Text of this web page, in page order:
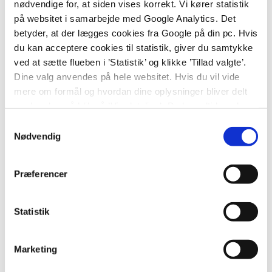
nødvendige for, at siden vises korrekt. Vi kører statistik
på websitet i samarbejde med Google Analytics. Det
betyder, at der lægges cookies fra Google på din pc. Hvis
du kan acceptere cookies til statistik, giver du samtykke
ved at sætte flueben i ’Statistik’ og klikke ’Tillad valgte’.
Dine valg anvendes på hele websitet. Hvis du vil vide
mere om formål og hvordan dine oplysninger bliver delt
i nederste venstre hjørne på websitet.
Nødvendig
Præferencer
Statistik
Marketing
“Vi har valgt Stormly”
“Vi har valgt Stormly, fordi det er et rart sted at
tryg ved det kendte personale og har det godt i sin